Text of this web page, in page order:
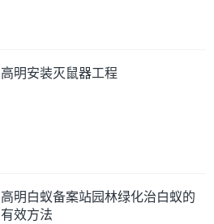
高明安装灭鼠器工程
高明白蚁备案站园林绿化治白蚁的
有效方法